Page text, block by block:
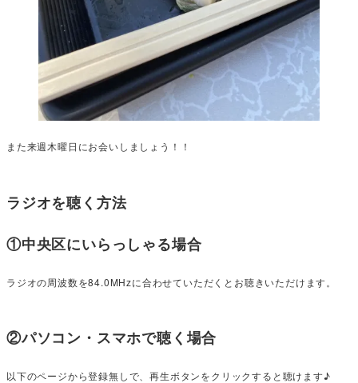
また来週木曜日にお会いしましょう！！
ラジオを聴く方法
①中央区にいらっしゃる場合
ラジオの周波数を84.0MHzに合わせていただくとお聴きいただけます。
②パソコン・スマホで聴く場合
以下のページから登録無しで、再生ボタンをクリックすると聴けます♪